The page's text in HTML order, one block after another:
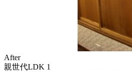
After
親世代LDK 1